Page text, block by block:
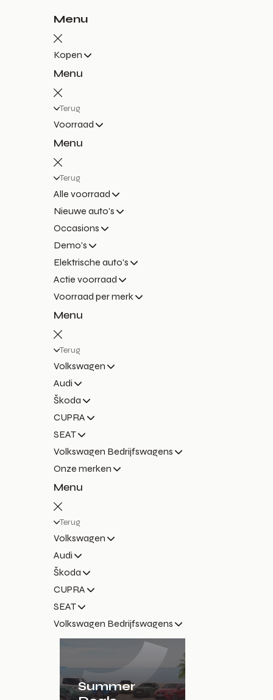
Menu
Kopen
Menu
Terug
Voorraad
Menu
Terug
Alle voorraad
Nieuwe auto's
Occasions
Demo's
Elektrische auto's
Actie voorraad
Voorraad per merk
Menu
Terug
Volkswagen
Audi
Škoda
CUPRA
SEAT
Volkswagen Bedrijfswagens
Onze merken
Menu
Terug
Volkswagen
Audi
Škoda
CUPRA
SEAT
Volkswagen Bedrijfswagens
Summer